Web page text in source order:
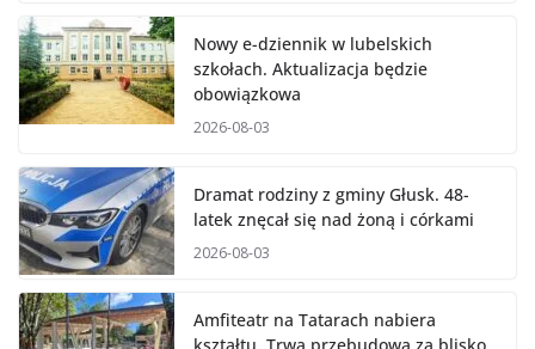
Nowy e-dziennik w lubelskich
szkołach. Aktualizacja będzie
obowiązkowa
2026-08-03
Dramat rodziny z gminy Głusk. 48-
latek znęcał się nad żoną i córkami
2026-08-03
Amfiteatr na Tatarach nabiera
kształtu. Trwa przebudowa za blisko